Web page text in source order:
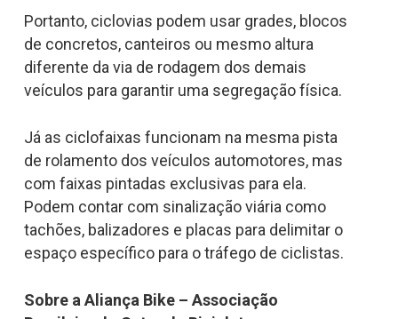
Portanto, ciclovias podem usar grades, blocos
de concretos, canteiros ou mesmo altura
diferente da via de rodagem dos demais
veículos para garantir uma segregação física.
Já as ciclofaixas funcionam na mesma pista
de rolamento dos veículos automotores, mas
com faixas pintadas exclusivas para ela.
Podem contar com sinalização viária como
tachões, balizadores e placas para delimitar o
espaço específico para o tráfego de ciclistas.
Sobre a Aliança Bike – Associação